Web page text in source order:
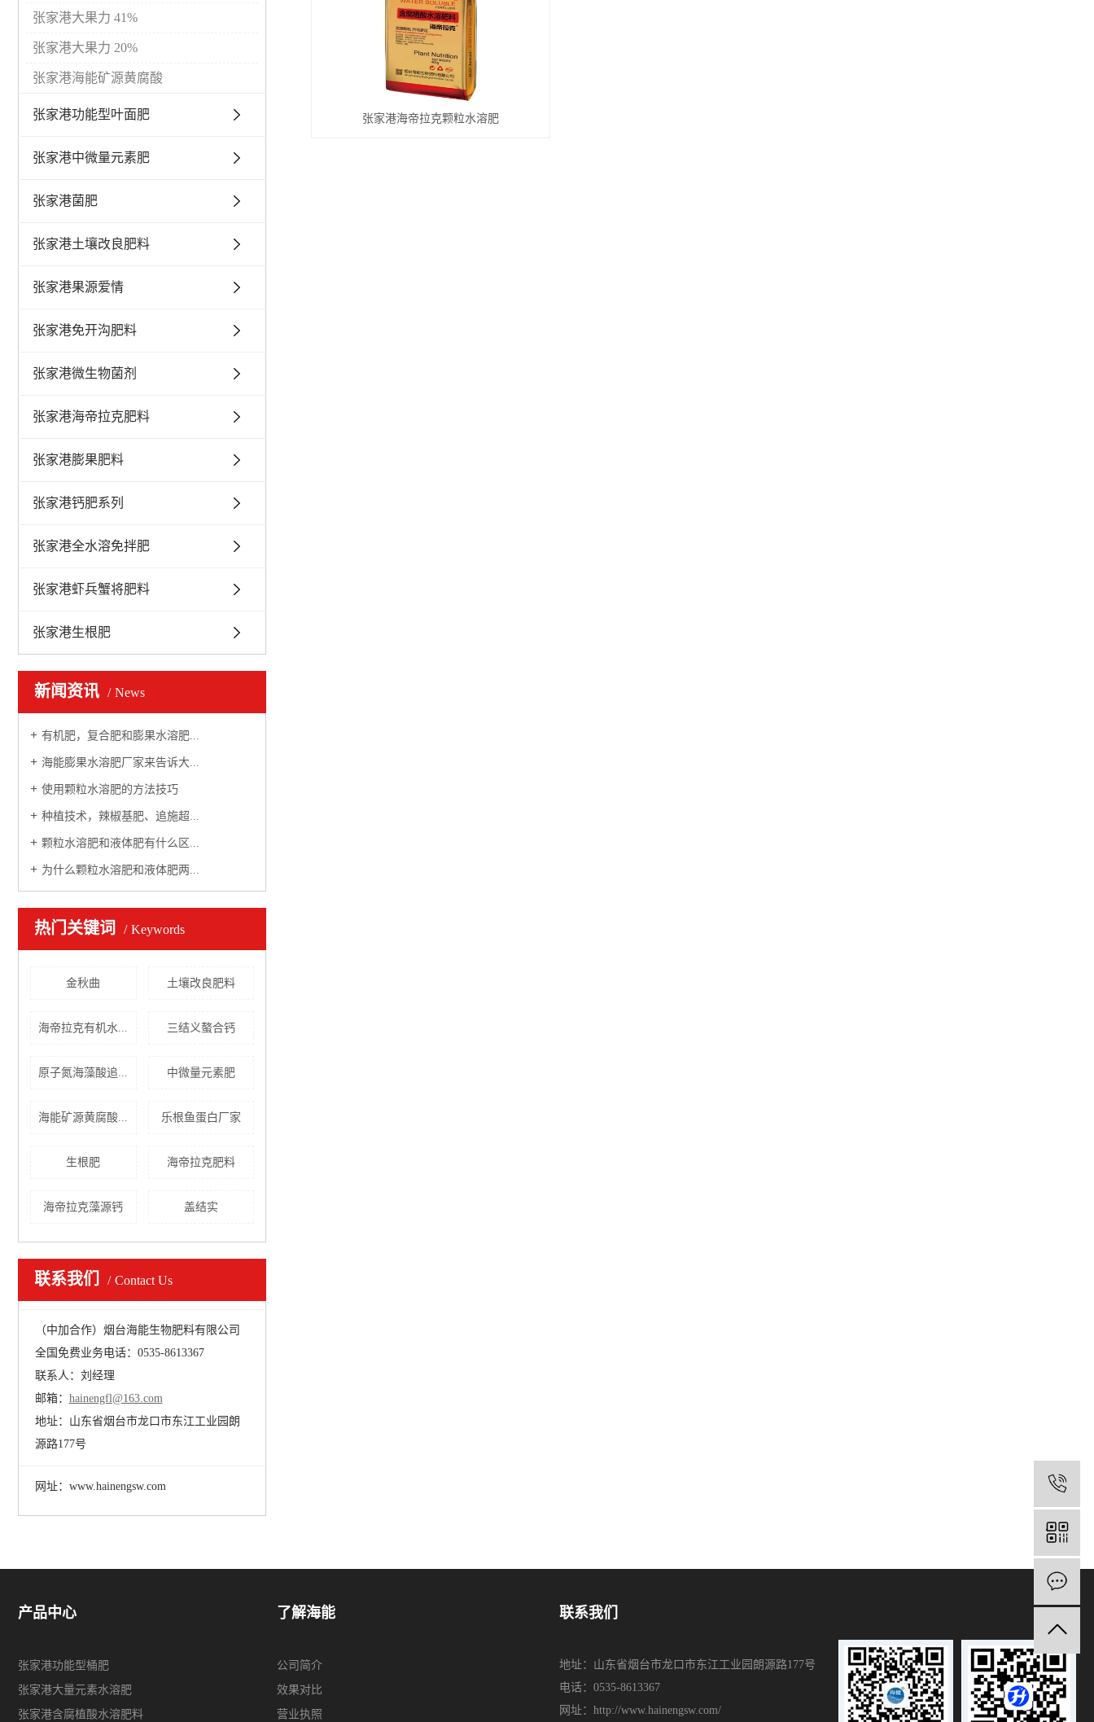
张家港大果力 41%
张家港大果力 20%
张家港海能矿源黄腐酸
张家港功能型叶面肥
张家港中微量元素肥
张家港菌肥
张家港土壤改良肥料
张家港果源爱情
张家港免开沟肥料
张家港微生物菌剂
张家港海帝拉克肥料
张家港膨果肥料
张家港钙肥系列
张家港全水溶免拌肥
张家港虾兵蟹将肥料
张家港生根肥
新闻资讯 News
有机肥，复合肥和膨果水溶肥...
海能膨果水溶肥厂家来告诉大...
使用颗粒水溶肥的方法技巧
种植技术，辣椒基肥、追施超...
颗粒水溶肥和液体肥有什么区...
为什么颗粒水溶肥和液体肥两...
热门关键词 Keywords
金秋曲 土壤改良肥料
海帝拉克有机水... 三结义螯合钙
原子氮海藻酸追... 中微量元素肥
海能矿源黄腐酸... 乐根鱼蛋白厂家
生根肥 海帝拉克肥料
海帝拉克藻源钙 盖结实
联系我们 Contact Us
（中加合作）烟台海能生物肥料有限公司
全国免费业务电话：0535-8613367
联系人：刘经理
邮箱： hainengfl@163.com
地址：山东省烟台市龙口市东江工业园朗
源路177号
网址：www.hainengsw.com
张家港海帝拉克颗粒水溶肥
产品中心
张家港功能型桶肥
张家港大量元素水溶肥
张家港含腐植酸水溶肥料
了解海能
公司简介
效果对比
营业执照
联系我们
地址：山东省烟台市龙口市东江工业园朗源路177号
电话：0535-8613367
网址：http://www.hainengsw.com/